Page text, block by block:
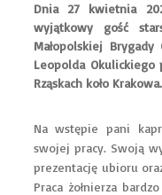
Dnia 27 kwietnia
wyjątkowy gość
Małopolskiej
Leopolda Okulickiego
Rząskach koło Krakowa.
Na wstępie pani
swojej pracy. Swoją
prezentację ubioru
Praca żołnierza